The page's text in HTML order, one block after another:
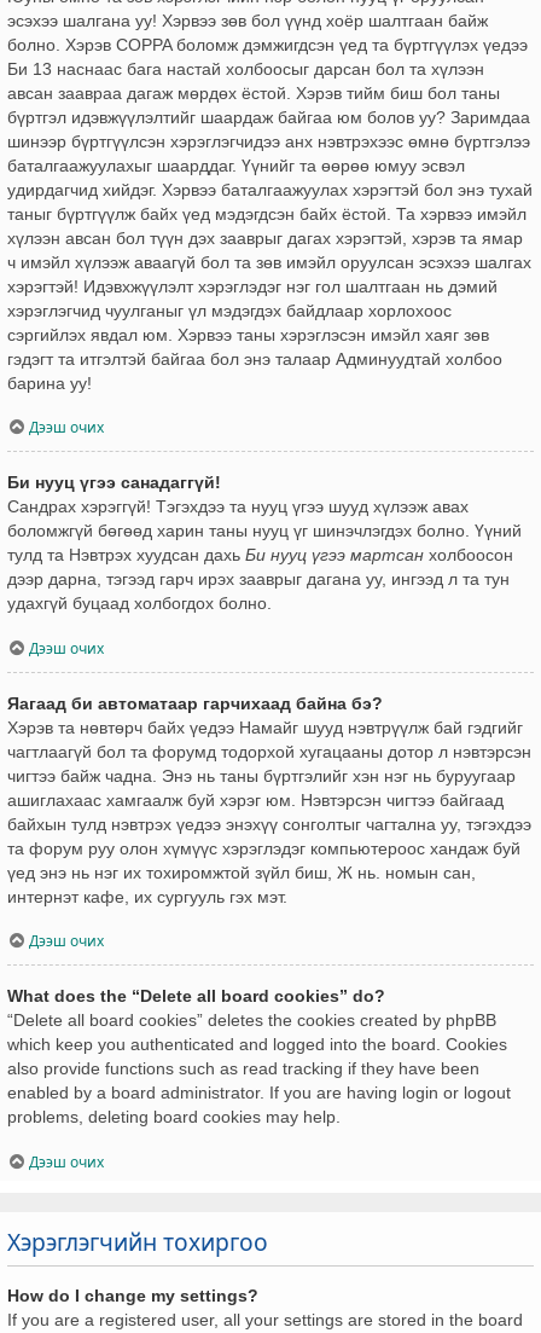
эсэхээ шалгана уу! Хэрвээ зөв бол үүнд хоёр шалтгаан байж
болно. Хэрэв COPPA боломж дэмжигдсэн үед та бүртгүүлэх үедээ
Би 13 наснаас бага настай холбоосыг дарсан бол та хүлээн
авсан заавраа дагаж мөрдөх ёстой. Хэрэв тийм биш бол таны
бүртгэл идэвжүүлэлтийг шаардаж байгаа юм болов уу? Заримдаа
шинээр бүртгүүлсэн хэрэглэгчидээ анх нэвтрэхээс өмнө бүртгэлээ
баталгаажуулахыг шаарддаг. Үүнийг та өөрөө юмуу эсвэл
удирдагчид хийдэг. Хэрвээ баталгаажуулах хэрэгтэй бол энэ тухай
таныг бүртгүүлж байх үед мэдэгдсэн байх ёстой. Та хэрвээ имэйл
хүлээн авсан бол түүн дэх зааврыг дагах хэрэгтэй, хэрэв та ямар
ч имэйл хүлээж аваагүй бол та зөв имэйл оруулсан эсэхээ шалгах
хэрэгтэй! Идэвхжүүлэлт хэрэглэдэг нэг гол шалтгаан нь дэмий
хэрэглэгчид чуулганыг үл мэдэгдэх байдлаар хорлохоос
сэргийлэх явдал юм. Хэрвээ таны хэрэглэсэн имэйл хаяг зөв
гэдэгт та итгэлтэй байгаа бол энэ талаар Админуудтай холбоо
барина уу!
Дээш очих
Би нууц үгээ санадаггүй!
Сандрах хэрэггүй! Тэгэхдээ та нууц үгээ шууд хүлээж авах
боломжгүй бөгөөд харин таны нууц үг шинэчлэгдэх болно. Үүний
тулд та Нэвтрэх хуудсан дахь Би нууц үгээ мартсан холбоосон
дээр дарна, тэгээд гарч ирэх зааврыг дагана уу, ингээд л та тун
удахгүй буцаад холбогдох болно.
Дээш очих
Яагаад би автоматаар гарчихаад байна бэ?
Хэрэв та нөвтөрч байх үедээ Намайг шууд нэвтрүүлж бай гэдгийг
чагтлаагүй бол та форумд тодорхой хугацааны дотор л нэвтэрсэн
чигтээ байж чадна. Энэ нь таны бүртгэлийг хэн нэг нь буруугаар
ашиглахаас хамгаалж буй хэрэг юм. Нэвтэрсэн чигтээ байгаад
байхын тулд нэвтрэх үедээ энэхүү сонголтыг чагтална уу, тэгэхдээ
та форум руу олон хүмүүс хэрэглэдэг компьютероос хандаж буй
үед энэ нь нэг их тохиромжтой зүйл биш, Ж нь. номын сан,
интернэт кафе, их сургууль гэх мэт.
Дээш очих
What does the “Delete all board cookies” do?
“Delete all board cookies” deletes the cookies created by phpBB
which keep you authenticated and logged into the board. Cookies
also provide functions such as read tracking if they have been
enabled by a board administrator. If you are having login or logout
problems, deleting board cookies may help.
Дээш очих
Хэрэглэгчийн тохиргоо
How do I change my settings?
If you are a registered user, all your settings are stored in the board